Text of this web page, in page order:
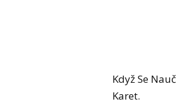
Když Se
Karet.